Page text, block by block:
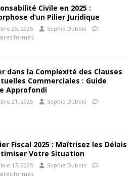
Civile en 2025 :
d’un Pilier Juridique
25, 2025
Sophie Dubois
fermés
dans la Complexité des Clauses
Commerciales : Guide
Approfondi
21, 2025
Sophie Dubois
Fiscal 2025 : Maîtrisez les Délais
Votre Situation
17, 2025
Sophie Dubois
fermés